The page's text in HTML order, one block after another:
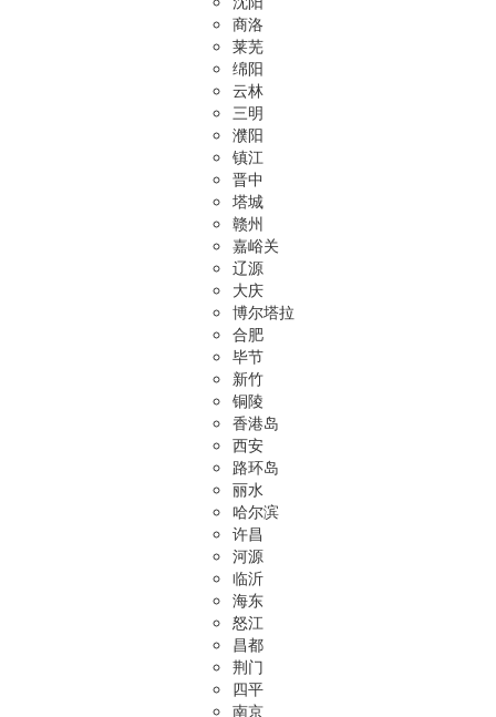
商洛
莱芜
绵阳
云林
三明
濮阳
镇江
晋中
塔城
赣州
嘉峪关
辽源
大庆
博尔塔拉
合肥
毕节
新竹
铜陵
香港岛
西安
路环岛
丽水
哈尔滨
许昌
河源
临沂
海东
怒江
昌都
荆门
四平
南京